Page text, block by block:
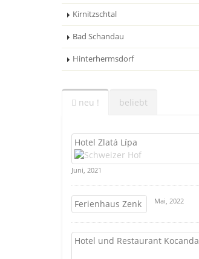
Kirnitzschtal
Bad Schandau
Hinterhermsdorf
neu ! beliebt
Hotel Zlatá Lípa
Juni, 2021
Ferienhaus Zenk Mai, 2022
Hotel und Restaurant Kocanda